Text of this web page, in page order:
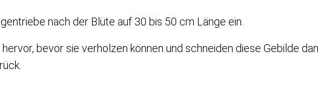
nach der Blüte auf 30 bis 50 cm Länge ein.
bevor sie verholzen können und schneiden diese Gebilde